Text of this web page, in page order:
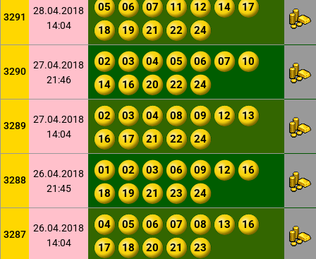
3291
28.04.2018
14:04
05 06 07 11 12 14
17
18
19 21 22 24
3290
27.04.2018
21:46
02 03 04 05 06 07
10
14
16 20 22 24
3289
27.04.2018
14:04
02 03 04 08 09 12
13
16
17 21 22 24
3288
26.04.2018
21:45
01 02 03 06 09 12
16
18
19 21 23 24
3287
26.04.2018
14:04
04 05 06 07 08 13
16
17
18 20 21 23